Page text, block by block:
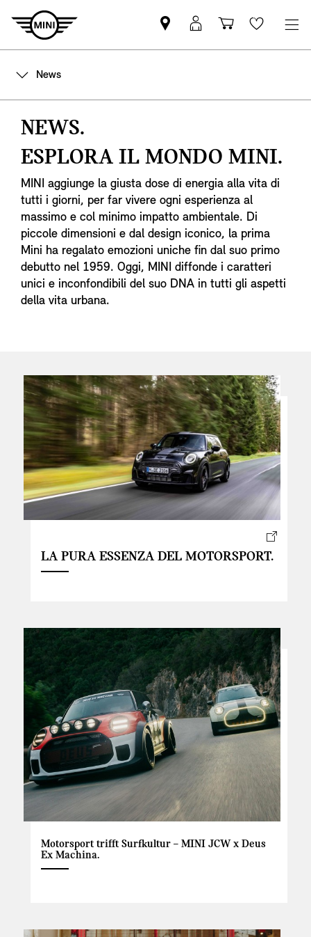
Trova
il
Login
MyMINI
CarrelloWishlist
News
NEWS.
ESPLORA IL MONDO MINI.
MINI aggiunge la giusta dose di energia alla vita di
tutti i giorni, per far vivere ogni esperienza al
massimo e col minimo impatto ambientale. Di
piccole dimensioni e dal design iconico, la prima
Mini ha regalato emozioni uniche fin dal suo primo
debutto nel 1959. Oggi, MINI diffonde i caratteri
unici e inconfondibili del suo DNA in tutti gli aspetti
della vita urbana.
LA PURA ESSENZA DEL MOTORSPORT.
Motorsport trifft Surfkultur – MINI JCW x Deus
Ex Machina.